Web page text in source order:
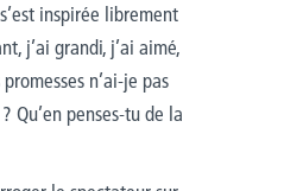
inspirée librement
j’ai grandi, j’ai aimé,
n’ai-je pas
Qu’en penses-tu de la